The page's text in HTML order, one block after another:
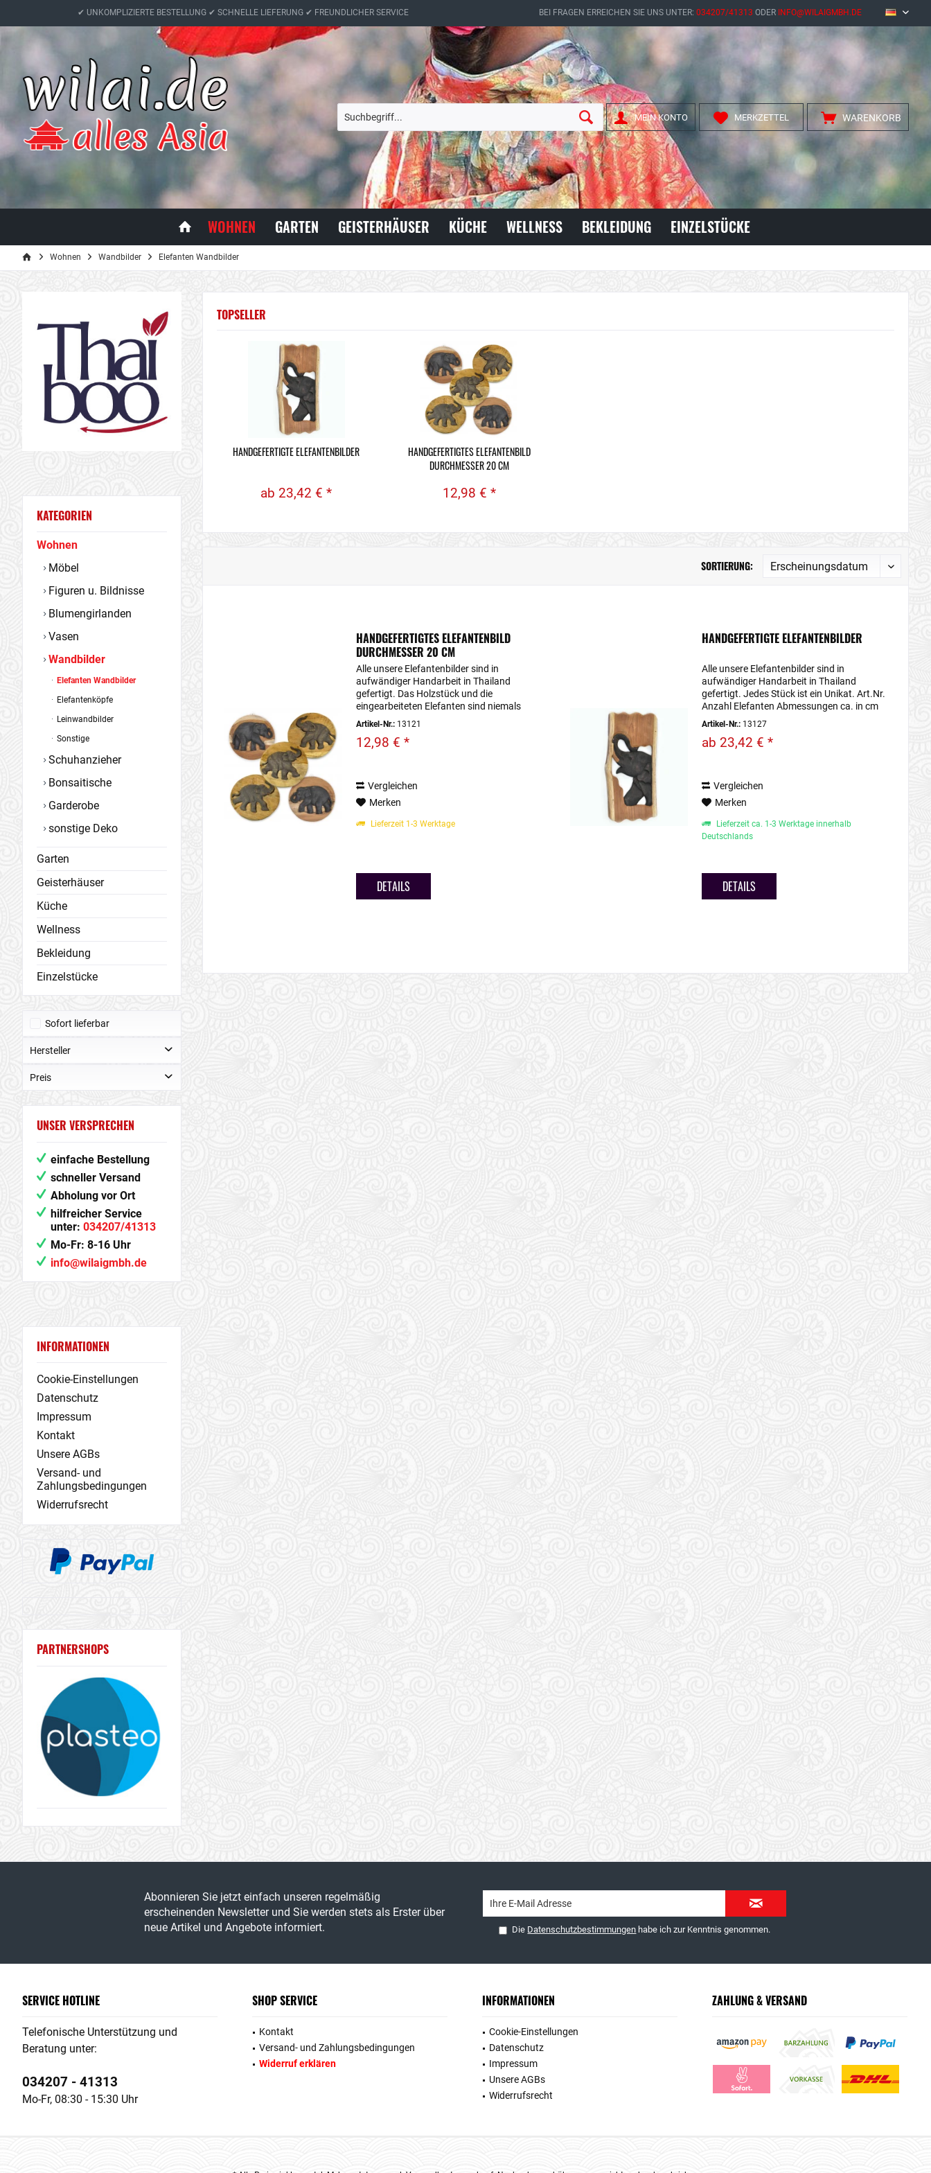
✔ UNKOMPLIZIERTE BESTELLUNG ✔ SCHNELLE LIEFERUNG ✔ FREUNDLICHER SERVICE BEI FRAGEN ERREICHEN SIE UNS UNTER: 034207/41313 ODER INFO@WILAIGMBH.DE DE
WARENKORB
MERKZETTEL
MEIN KONTO
WOHNEN GARTEN GEISTERHÄUSER KÜCHE WELLNESS BEKLEIDUNG EINZELSTÜCKE
Wohnen Wandbilder Elefanten Wandbilder
KATEGORIEN
Wohnen
Möbel
Figuren u. Bildnisse
Blumengirlanden
Vasen
Wandbilder
Elefanten Wandbilder
Elefantenköpfe
Leinwandbilder
Sonstige
Schuhanzieher
Bonsaitische
Garderobe
sonstige Deko
Garten
Geisterhäuser
Küche
Wellness
Bekleidung
Einzelstücke
Sofort lieferbar
Hersteller
Wilai
Preis
von12,98 €bis23,42 €
UNSER VERSPRECHEN
einfache Bestellung
schneller Versand
Abholung vor Ort
hilfreicher Service
unter: 034207/41313
Mo-Fr: 8-16 Uhr
info@wilaigmbh.de
INFORMATIONEN
Cookie-Einstellungen
Datenschutz
Impressum
Kontakt
Unsere AGBs
Versand- und
Zahlungsbedingungen
Widerrufsrecht
PARTNERSHOPS
TOPSELLER
HANDGEFERTIGTE ELEFANTENBILDER
ab 23,42 € *
HANDGEFERTIGTES ELEFANTENBILD
DURCHMESSER 20 CM
12,98 € *
SORTIERUNG:
HANDGEFERTIGTES ELEFANTENBILD
DURCHMESSER 20 CM
Alle unsere Elefantenbilder sind in
aufwändiger Handarbeit in Thailand
gefertigt. Das Holzstück und die
eingearbeiteten Elefanten sind niemals
identisch, dadurch ist jedes unserer
Wenn Sie bei uns...
Artikel-Nr.: 13121
12,98 € *
Vergleichen
Merken
Lieferzeit 1-3 Werktage
DETAILS
HANDGEFERTIGTE ELEFANTENBILDER
Alle unsere Elefantenbilder sind in
aufwändiger Handarbeit in Thailand
gefertigt. Jedes Stück ist ein Unikat. Art.Nr.
Anzahl Elefanten Abmessungen ca. in cm
13126 1 31 x 17 oder größer 13127 1
Artikel-Nr.: 13127
ab 23,42 € *
Vergleichen
Merken
Lieferzeit ca. 1-3 Werktage innerhalb
Deutschlands
DETAILS
Abonnieren Sie jetzt einfach unseren regelmäßig
erscheinenden Newsletter und Sie werden stets als Erster über
neue Artikel und Angebote informiert.
Die Datenschutzbestimmungen habe ich zur Kenntnis genommen.
SERVICE HOTLINE
Telefonische Unterstützung und
Beratung unter:
034207 - 41313
Mo-Fr, 08:30 - 15:30 Uhr
SHOP SERVICE
Kontakt
Versand- und Zahlungsbedingungen
Widerruf erklären
INFORMATIONEN
Cookie-Einstellungen
Datenschutz
Impressum
Unsere AGBs
Widerrufsrecht
ZAHLUNG & VERSAND